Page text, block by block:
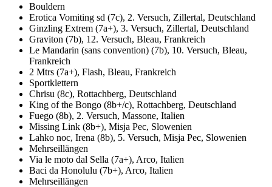
Bouldern
Erotica Vomiting sd (7c), 2. Versuch, Zillertal, Deutschland
Ginzling Extrem (7a+), 3. Versuch, Zillertal, Deutschland
Graviton (7b), 12. Versuch, Bleau, Frankreich
Le Mandarin (sans convention) (7b), 10. Versuch, Bleau,
Frankreich
2 Mtrs (7a+), Flash, Bleau, Frankreich
Sportklettern
Chrisu (8c), Rottachberg, Deutschland
King of the Bongo (8b+/c), Rottachberg, Deutschland
Fuego (8b), 2. Versuch, Massone, Italien
Missing Link (8b+), Misja Pec, Slowenien
Lahko noc, Irena (8b), 5. Versuch, Misja Pec, Slowenien
Mehrseillängen
Via le moto dal Sella (7a+), Arco, Italien
Baci da Honolulu (7b+), Arco, Italien
Mehrseillängen